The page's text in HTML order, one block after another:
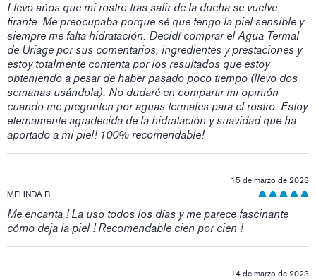
Llevo años que mi rostro tras salir de la ducha se vuelve
tirante. Me preocupaba porque sé que tengo la piel sensible y
siempre me falta hidratación. Decidí comprar el Agua Termal
de Uriage por sus comentarios, ingredientes y prestaciones y
estoy totalmente contenta por los resultados que estoy
obteniendo a pesar de haber pasado poco tiempo (llevo dos
semanas usándola). No dudaré en compartir mi opinión
cuando me pregunten por aguas termales para el rostro. Estoy
eternamente agradecida de la hidratación y suavidad que ha
aportado a mi piel! 100% recomendable!
MELINDA B.
15 de marzo de 2023
Me encanta ! La uso todos los días y me parece fascinante
cómo deja la piel ! Recomendable cien por cien !
14 de marzo de 2023